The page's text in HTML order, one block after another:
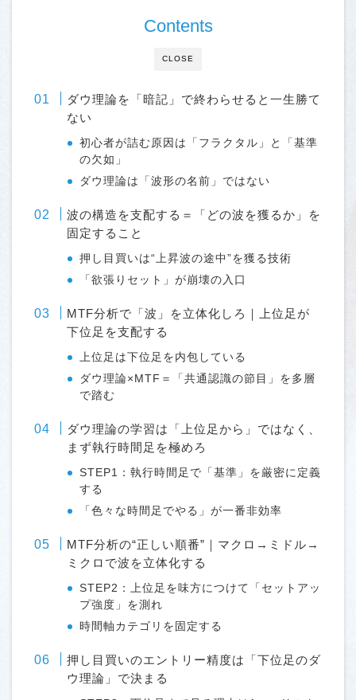
CLOSE
Contents
ダウ理論を「暗記」で終わらせると一生勝て
ない
初心者が詰む原因は「フラクタル」と「基準
の欠如」
ダウ理論は「波形の名前」ではない
波の構造を支配する＝「どの波を獲るか」を
固定すること
押し目買いは“上昇波の途中”を獲る技術
「欲張りセット」が崩壊の入口
MTF分析で「波」を立体化しろ｜上位足が
下位足を支配する
上位足は下位足を内包している
ダウ理論×MTF＝「共通認識の節目」を多層
で踏む
ダウ理論の学習は「上位足から」ではなく、
まず執行時間足を極めろ
STEP1：執行時間足で「基準」を厳密に定義
する
「色々な時間足でやる」が一番非効率
MTF分析の“正しい順番”｜マクロ→ミドル→
ミクロで波を立体化する
STEP2：上位足を味方につけて「セットアッ
プ強度」を測れ
時間軸カテゴリを固定する
押し目買いのエントリー精度は「下位足のダ
ウ理論」で決まる